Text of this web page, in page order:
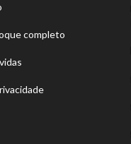
completo